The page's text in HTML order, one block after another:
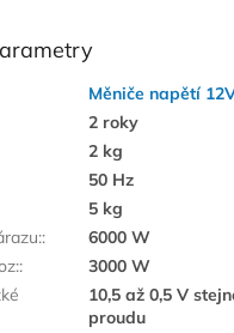
Měniče napětí
2 roky
2 kg
50 Hz
5 kg
:
6000 W
:
3000 W
10,5 až 0,5 V
proudu